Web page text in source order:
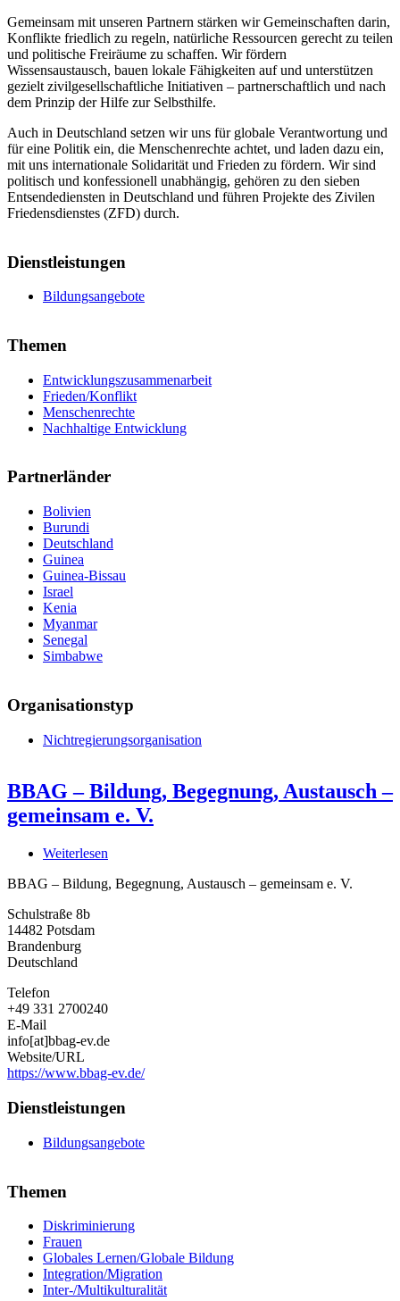
Gemeinsam mit unseren Partnern stärken wir Gemeinschaften darin,
Konflikte friedlich zu regeln, natürliche Ressourcen gerecht zu teilen
und politische Freiräume zu schaffen. Wir fördern
Wissensaustausch, bauen lokale Fähigkeiten auf und unterstützen
gezielt zivilgesellschaftliche Initiativen – partnerschaftlich und nach
dem Prinzip der Hilfe zur Selbsthilfe.
Auch in Deutschland setzen wir uns für globale Verantwortung und
für eine Politik ein, die Menschenrechte achtet, und laden dazu ein,
mit uns internationale Solidarität und Frieden zu fördern. Wir sind
politisch und konfessionell unabhängig, gehören zu den sieben
Entsendediensten in Deutschland und führen Projekte des Zivilen
Friedensdienstes (ZFD) durch.
Dienstleistungen
Bildungsangebote
Themen
Entwicklungszusammenarbeit
Frieden/Konflikt
Menschenrechte
Nachhaltige Entwicklung
Partnerländer
Bolivien
Burundi
Deutschland
Guinea
Guinea-Bissau
Israel
Kenia
Myanmar
Senegal
Simbabwe
Organisationstyp
Nichtregierungsorganisation
BBAG – Bildung, Begegnung, Austausch –
gemeinsam e. V.
Weiterlesen
–
BBAG – Bildung, Begegnung, Austausch – gemeinsam e. V.
Schulstraße 8b
14482 Potsdam
Brandenburg
Deutschland
Telefon
+49 331 2700240
E-Mail
info[at]bbag-ev.de
Website/URL
https://www.bbag-ev.de/
Dienstleistungen
Bildungsangebote
Themen
Diskriminierung
Frauen
Globales Lernen/Globale Bildung
Integration/Migration
Inter-/Multikulturalität